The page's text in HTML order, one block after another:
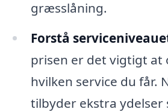
græsslåning.
Forstå
prisen er det vigtigt at
hvilken service du får.
tilbyder ekstra ydelser